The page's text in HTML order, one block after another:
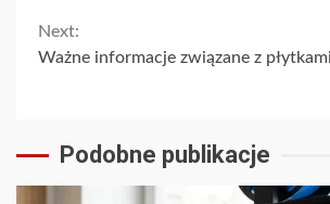
Reading
Next:
Ważne informacje związane z
Podobne publikacje